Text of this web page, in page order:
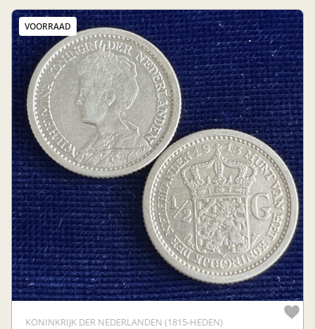
VOORRAAD
KONINKRIJK DER NEDERLANDEN (1815-HEDEN)